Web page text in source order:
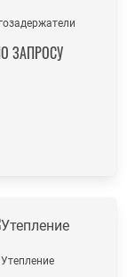
ЗАПРОСУ
Утепление